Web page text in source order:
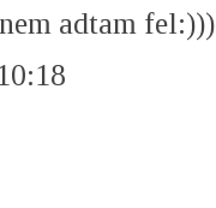
adtam fel:)))